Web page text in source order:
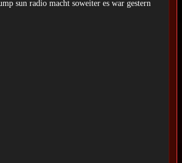
sun radio macht soweiter es war gestern